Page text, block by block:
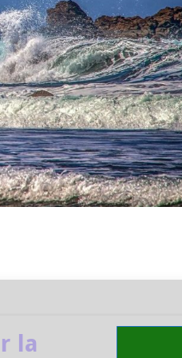
la de Terre. Rappel :